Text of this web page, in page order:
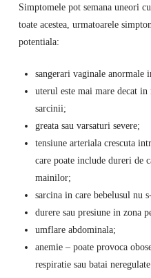
Simptomele pot semana uneori
toate acestea, urmatoarele
potentiala:
sangerari vaginale anormale
uterul este mai mare decat
sarcinii;
greata sau varsaturi severe;
tensiune arteriala crescuta
care poate include dureri de
mainilor;
sarcina in care bebelusul nu
durere sau presiune in zona
umflare abdominala;
anemie – poate provoca
respiratie sau batai